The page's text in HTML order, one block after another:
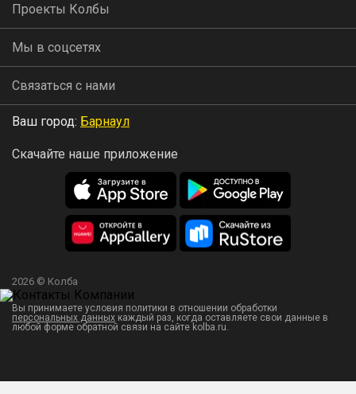
Проекты Колбы
Мы в соцсетях
Связаться с нами
Ваш город: Барнаул
Скачайте наше приложение
2026 © Колба
Вы принимаете условия политики в отношении обработки
персональных данных каждый раз, когда оставляете свои данные в
любой форме обратной связи на сайте kolba.ru.